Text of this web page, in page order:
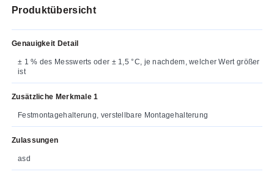
Produktübersicht
Genauigkeit Detail
± 1 % des Messwerts oder ± 1,5 °C, je nachdem, welcher Wert größer
ist
Zusätzliche Merkmale 1
Festmontagehalterung, verstellbare Montagehalterung
Zulassungen
asd